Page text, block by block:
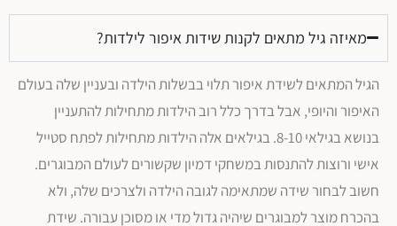
מאיזה גיל מתאים לקנות שידות איפור לילדות?
הגיל המתאים לשידת איפור תלוי בבשלות הילדה ובעניין שלה בעולם
האיפור והיופי, אבל בדרך כלל רוב הילדות מתחילות להתעניין
בנושא בגילאי 8-10. בגילאים אלה הילדות מתחילות לפתח סטייל
אישי ורוצות להתנסות במשחקי דמיון שקשורים לעולם המבוגרים.
חשוב לבחור שידה שמתאימה לגובה הילדה ולצרכים שלה, ולא
בהכרח מוצר למבוגרים שיהיה גדול מדי או מסוכן עבורה. שידת